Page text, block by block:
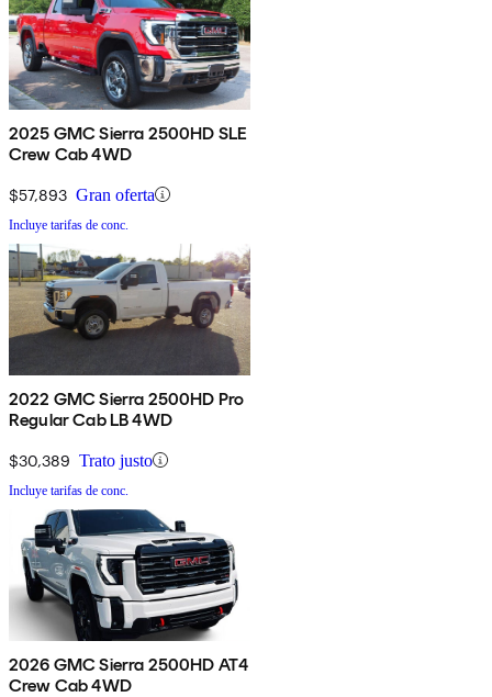
2025 GMC Sierra 2500HD SLE
Crew Cab 4WD
$57,893 Gran oferta
Incluye tarifas de conc.
2022 GMC Sierra 2500HD Pro
Regular Cab LB 4WD
$30,389 Trato justo
Incluye tarifas de conc.
2026 GMC Sierra 2500HD AT4
Crew Cab 4WD